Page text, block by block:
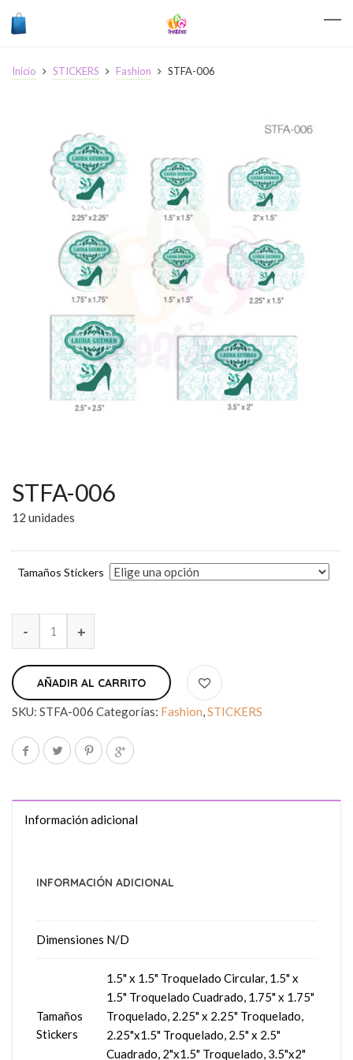
Inicio STICKERS Fashion STFA-006
STFA-006
12 unidades
Tamaños Stickers
AÑADIR AL CARRITO
SKU: STFA-006 Categorías: Fashion,STICKERS
Información adicional
INFORMACIÓN ADICIONAL
Dimensiones N/D
Tamaños
Stickers
1.5" x 1.5" Troquelado Circular, 1.5" x
1.5" Troquelado Cuadrado, 1.75" x 1.75"
Troquelado, 2.25" x 2.25" Troquelado,
2.25"x1.5" Troquelado, 2.5" x 2.5"
Cuadrado, 2"x1.5" Troquelado, 3.5"x2"